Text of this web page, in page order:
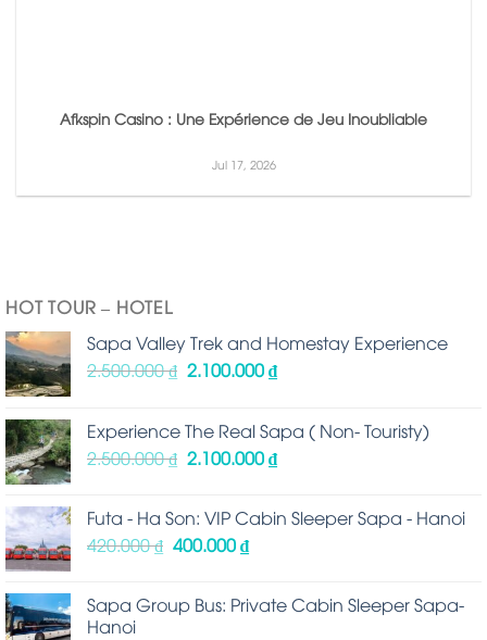
Afkspin Casino : Une Expérience de Jeu Inoubliable
Jul 17, 2026
HOT TOUR – HOTEL
Sapa Valley Trek and Homestay Experience
2.500.000₫ 2.100.000₫
Experience The Real Sapa ( Non- Touristy)
2.500.000₫ 2.100.000₫
Futa - Ha Son: VIP Cabin Sleeper Sapa - Hanoi
420.000₫ 400.000₫
Sapa Group Bus: Private Cabin Sleeper Sapa-
Hanoi